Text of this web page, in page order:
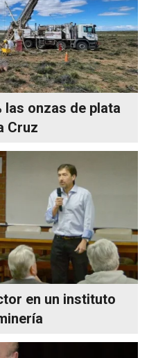
las onzas de plata
Cruz
en un instituto